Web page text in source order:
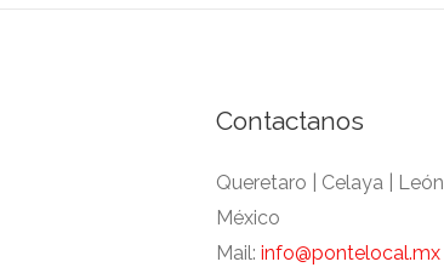
Contactanos
Queretaro | Celaya | León
México
Mail: info@pontelocal.mx